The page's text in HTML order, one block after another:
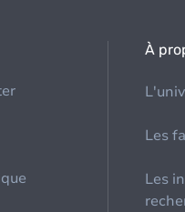
À
Les
Les